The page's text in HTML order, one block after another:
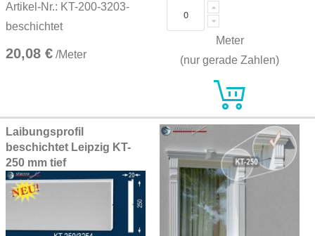
Artikel-Nr.: KT-200-3203-
beschichtet
20,08 € /Meter
Meter
(nur gerade Zahlen)
Laibungsprofil
beschichtet Leipzig KT-
250 mm tief